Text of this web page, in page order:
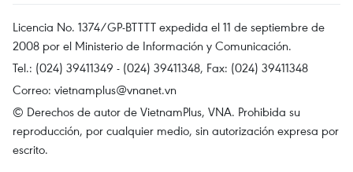
Licencia No. 1374/GP-BTTTT expedida el 11 de septiembre de
2008 por el Ministerio de Información y Comunicación.
Tel.: (024) 39411349 - (024) 39411348, Fax: (024) 39411348
Correo: vietnamplus@vnanet.vn
© Derechos de autor de VietnamPlus, VNA. Prohibida su
reproducción, por cualquier medio, sin autorización expresa por
escrito.